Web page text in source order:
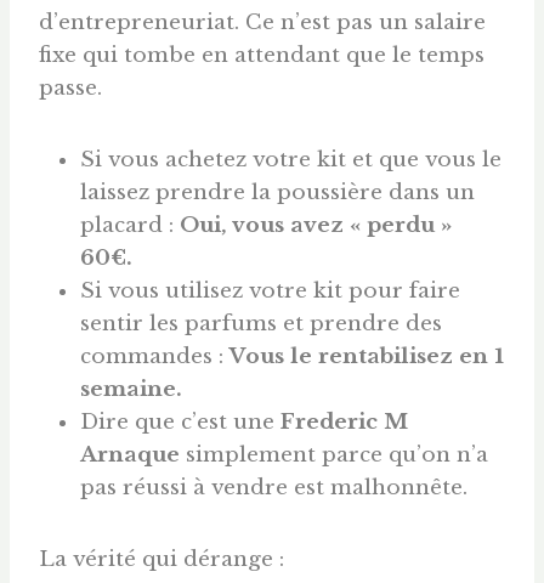
d’entrepreneuriat. Ce n’est pas un salaire
fixe qui tombe en attendant que le temps
passe.
Si vous achetez votre kit et que vous le
laissez prendre la poussière dans un
placard : Oui, vous avez « perdu »
60€.
Si vous utilisez votre kit pour faire
sentir les parfums et prendre des
commandes :Vous le rentabilisez en 1
semaine.
Dire que c’est une Frederic M
Arnaque simplement parce qu’on n’a
pas réussi à vendre est malhonnête.
La vérité qui dérange :